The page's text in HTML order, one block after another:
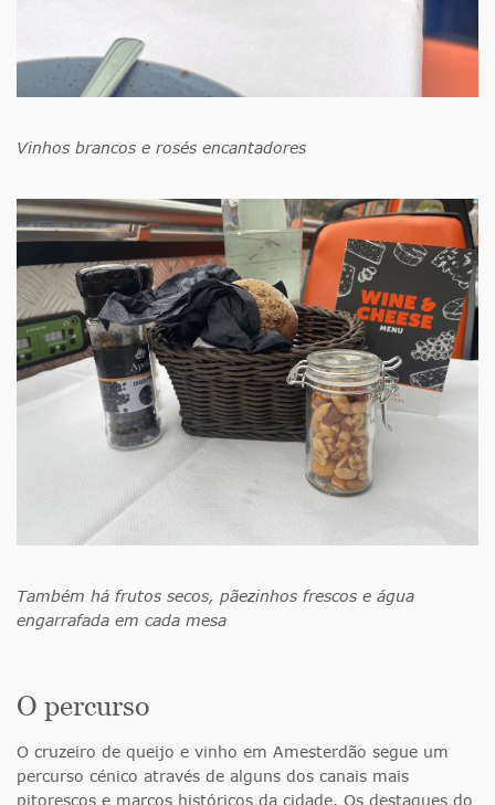
Vinhos brancos e rosés encantadores
Também há frutos secos, pãezinhos frescos e água
engarrafada em cada mesa
O percurso
O cruzeiro de queijo e vinho em Amesterdão segue um
percurso cénico através de alguns dos canais mais
pitorescos e marcos históricos da cidade. Os destaques do